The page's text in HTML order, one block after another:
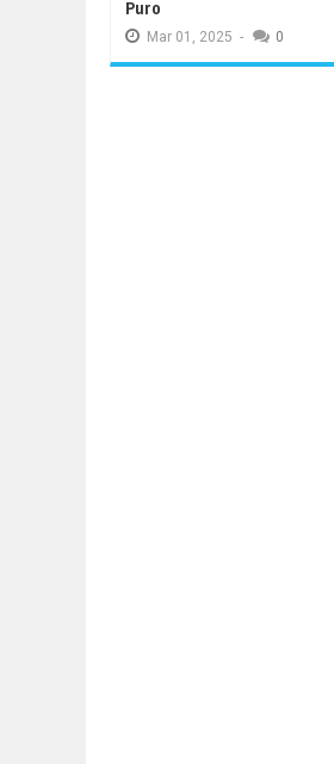
Puro
Mar 01, 2025 - 0